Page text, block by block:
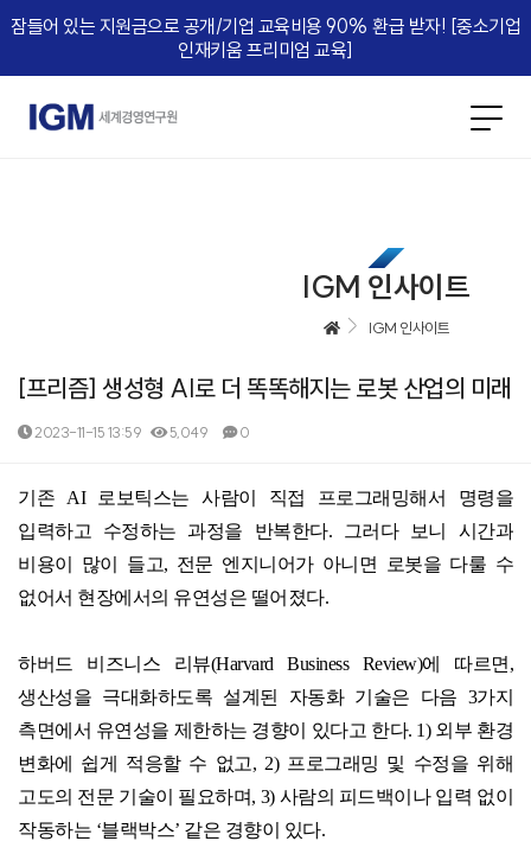
잠들어 있는 지원금으로 공개/기업 교육비용 90% 환급 받자! [중소기업
인재키움 프리미엄 교육]​
IGM 인사이트
IGM 인사이트
[프리즘] 생성형 AI로 더 똑똑해지는 로봇 산업의 미래
2023-11-15 13:59 5,049 0
본문
기존 AI 로보틱스는 사람이 직접 프로그래밍해서 명령을
입력하고 수정하는 과정을 반복한다.
그러다 보니 시간과
비용이 많이 들고, 전문 엔지니어가 아니면 로봇을 다룰 수
없어서 현장에서의 유연성은 떨어졌다.
하버드 비즈니스 리뷰(Harvard Business Review)에 따르면 ,
생산성을 극대화하도록 설계된 자동화 기술은 다음 3가지
측면에서 유연성을 제한하는 경향이 있다고 한다. 1) 외부 환경
변화에 쉽게 적응할 수 없고, 2) 프로그래밍 및 수정을 위해
고도의 전문 기술이 필요하며, 3) 사람의 피드백이나 입력 없이
작동하는 ‘블랙박스’ 같은 경향이 있다.